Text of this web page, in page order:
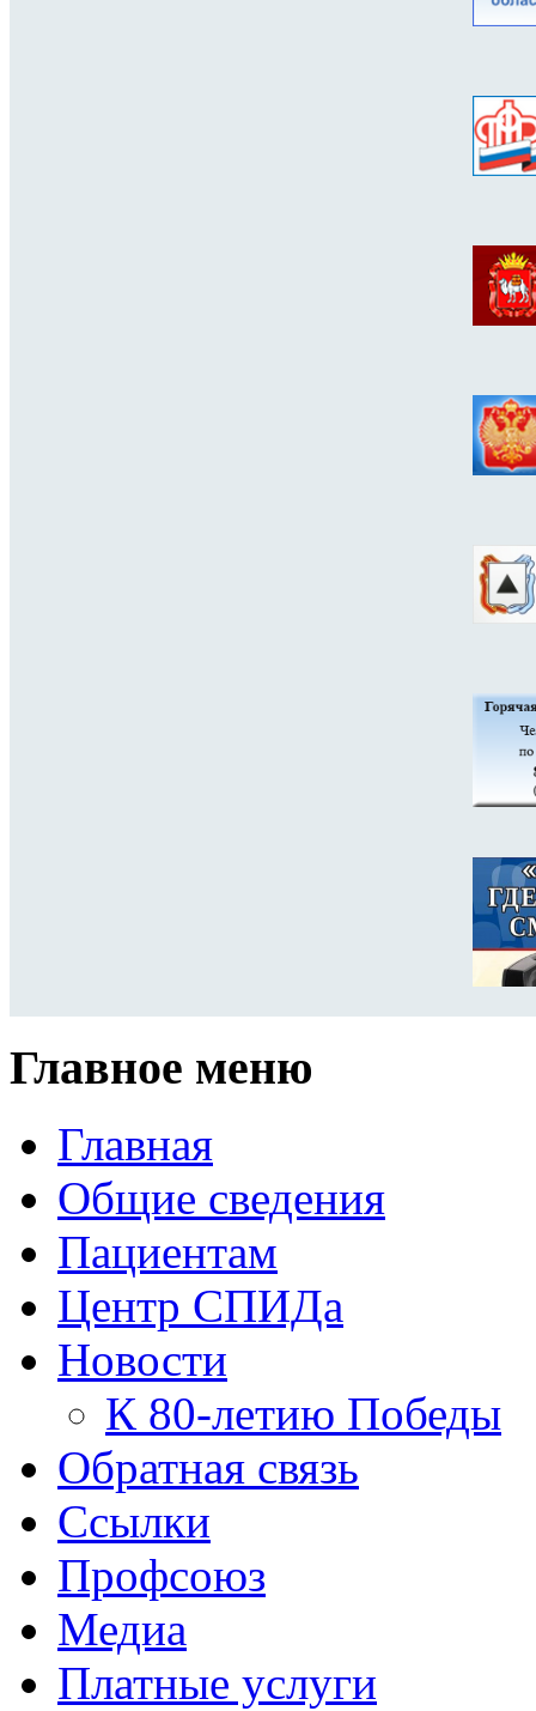
Главное меню
Главная
Общие сведения
Пациентам
Центр СПИДа
Новости
К 80-летию Победы
Обратная связь
Ссылки
Профсоюз
Медиа
Платные услуги